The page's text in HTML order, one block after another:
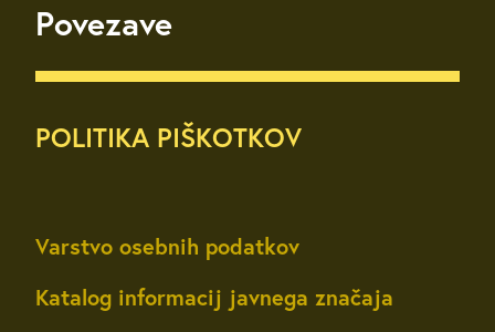
Povezave
POLITIKA PIŠKOTKOV
Varstvo osebnih podatkov
Katalog informacij javnega značaja